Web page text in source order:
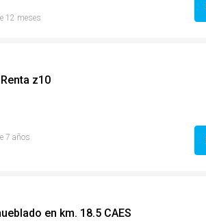
12 meses
z10
7 años
en km. 18.5 CAES